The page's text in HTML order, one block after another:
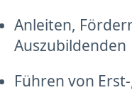
Anleiten,
Auszubildenden
Führen von